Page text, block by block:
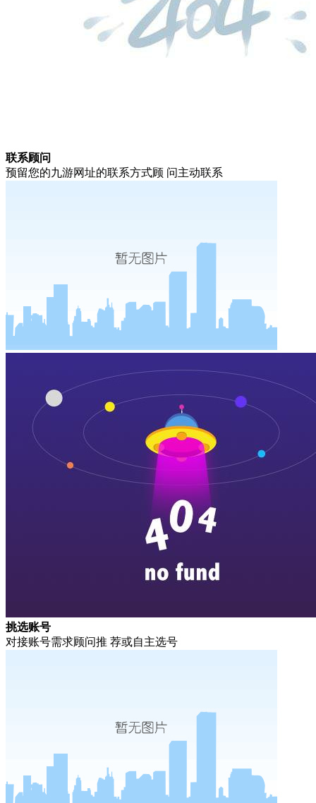
联系顾问
预留您的九游网址的联系方式顾 问主动联系
挑选账号
对接账号需求顾问推 荐或自主选号